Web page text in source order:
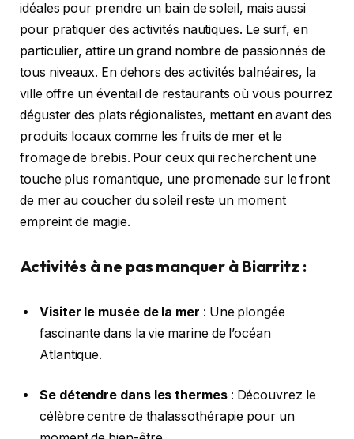
idéales pour prendre un bain de soleil, mais aussi
pour pratiquer des activités nautiques. Le surf, en
particulier, attire un grand nombre de passionnés de
tous niveaux. En dehors des activités balnéaires, la
ville offre un éventail de restaurants où vous pourrez
déguster des plats régionalistes, mettant en avant des
produits locaux comme les fruits de mer et le
fromage de brebis. Pour ceux qui recherchent une
touche plus romantique, une promenade sur le front
de mer au coucher du soleil reste un moment
empreint de magie.
Activités à ne pas manquer à Biarritz :
Visiter le musée de la mer : Une plongée
fascinante dans la vie marine de l’océan
Atlantique.
Se détendre dans les thermes: Découvrez le
célèbre centre de thalassothérapie pour un